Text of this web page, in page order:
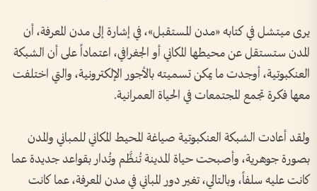
يرى ميتشل في كتابه «مدن المستقبل»، في إشارة إلى مدن المعرفة، أن
المدن ستستقل عن محيطها المكاني أو الجغرافي، اعتماداً على أن الشبكة
العنكبوتية، أوجدت ما يمكن تسميته بالأجور الإلكترونية، والتي اختلفت
معها فكرة تجمع المجتمعات في الحياة العمرانية.
ولقد أعادت الشبكة العنكبوتية صياغة المحيط المكاني للمباني والمدن
بصورة جوهرية، وأصبحت حياة المدينة تُنظَّم وتُدار بقواعد جديدة عما
كانت عليه سلفاً، وبالتالي، تغير دور المباني في مدن المعرفة، عما كانت